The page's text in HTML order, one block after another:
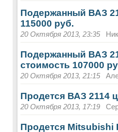
Подержанный ВАЗ
115000 руб.
20 Октября 2013, 23:35
Подержанный ВАЗ
стоимость 107000
20 Октября 2013, 21:15
Продется ВАЗ 2114
20 Октября 2013, 17:19
Продется Mitsubishi